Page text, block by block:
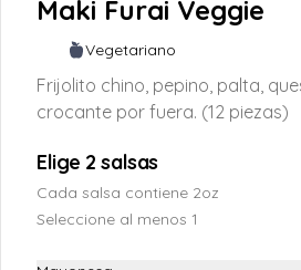
Maki Furai Veggie
Vegetariano
Frijolito chino, pepino, palta,
crocante por fuera. (12 piezas)
Elige 2 salsas
Cada salsa contiene 2oz
Seleccione al menos 1